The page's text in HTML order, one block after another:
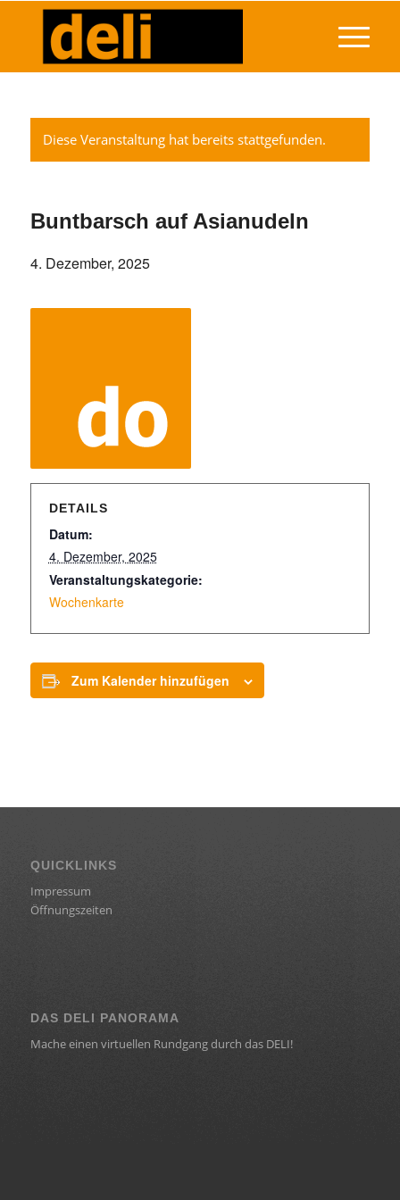
Diese Veranstaltung hat bereits stattgefunden.
Buntbarsch auf Asianudeln
4. Dezember, 2025
DETAILS
Datum:
4. Dezember, 2025
Veranstaltungskategorie:
Wochenkarte
Zum Kalender hinzufügen
QUICKLINKS
Impressum
Öffnungszeiten
DAS DELI PANORAMA
Mache einen virtuellen Rundgang durch das DELI!